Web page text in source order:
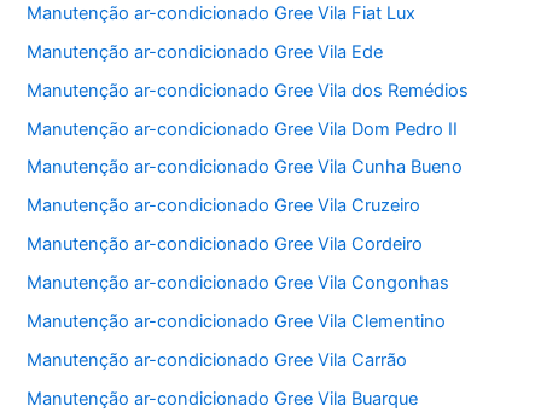
Manutenção ar-condicionado Gree Vila Fiat Lux
Manutenção ar-condicionado Gree Vila Ede
Manutenção ar-condicionado Gree Vila dos Remédios
Manutenção ar-condicionado Gree Vila Dom Pedro II
Manutenção ar-condicionado Gree Vila Cunha Bueno
Manutenção ar-condicionado Gree Vila Cruzeiro
Manutenção ar-condicionado Gree Vila Cordeiro
Manutenção ar-condicionado Gree Vila Congonhas
Manutenção ar-condicionado Gree Vila Clementino
Manutenção ar-condicionado Gree Vila Carrão
Manutenção ar-condicionado Gree Vila Buarque